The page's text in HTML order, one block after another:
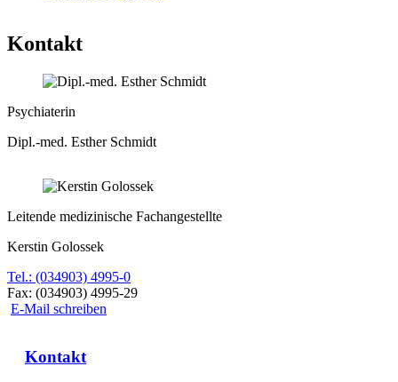
Kontakt
Psychiaterin
Dipl.-med. Esther Schmidt
Leitende medizinische Fachangestellte
Kerstin Golossek
Tel.: (034903) 4995-0
Fax: (034903) 4995-29
E-Mail schreiben
Kontakt